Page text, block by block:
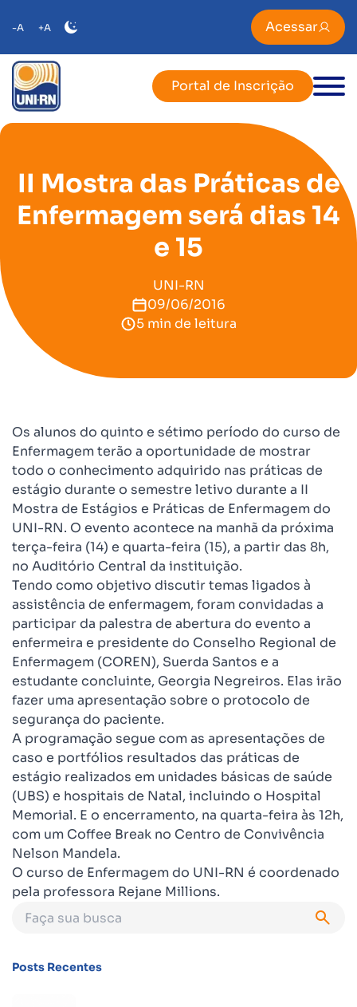
-A +A Acessar
Portal de Inscrição
II Mostra das Práticas de
Enfermagem será dias 14
e 15
UNI-RN
09/06/2016
5 min de leitura
Os alunos do quinto e sétimo período do curso de
Enfermagem terão a oportunidade de mostrar
todo o conhecimento adquirido nas práticas de
estágio durante o semestre letivo durante a II
Mostra de Estágios e Práticas de Enfermagem do
UNI-RN. O evento acontece na manhã da próxima
terça-feira (14) e quarta-feira (15), a partir das 8h,
no Auditório Central da instituição.
Tendo como objetivo discutir temas ligados à
assistência de enfermagem, foram convidadas a
participar da palestra de abertura do evento a
enfermeira e presidente do Conselho Regional de
Enfermagem (COREN), Suerda Santos e a
estudante concluinte, Georgia Negreiros. Elas irão
fazer uma apresentação sobre o protocolo de
segurança do paciente.
A programação segue com as apresentações de
caso e portfólios resultados das práticas de
estágio realizados em unidades básicas de saúde
(UBS) e hospitais de Natal, incluindo o Hospital
Memorial. E o encerramento, na quarta-feira às 12h,
com um Coffee Break no Centro de Convivência
Nelson Mandela.
O curso de Enfermagem do UNI-RN é coordenado
pela professora Rejane Millions.
Posts Recentes